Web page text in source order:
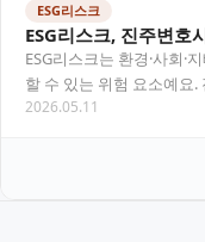
ESG리스크
ESG리스크, 진주변호
ESG리스크는 환경·사회·
할 수 있는 위험 요소예요
전략을 세우는 방법을 안
2026.05.11